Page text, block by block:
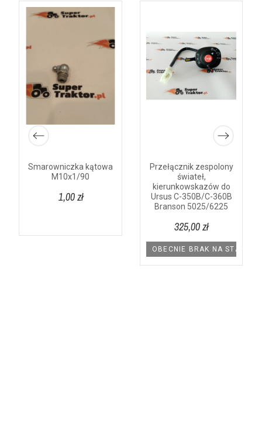
Smarowniczka kątowa
M10x1/90
1,00 zł
Przełącznik zespolony
świateł,
kierunkowskazów do
Ursus C-350B/C-360B
Branson 5025/6225
325,00 zł
OBECNIE BRAK NA STANIE